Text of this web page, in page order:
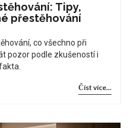
Tipy,
přestěhování
co všechno při
pozor podle zkušeností i
Číst více...